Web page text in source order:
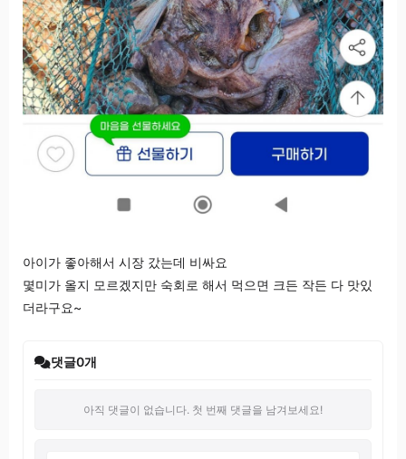
아이가 좋아해서 시장 갔는데 비싸요
몇미가 올지 모르겠지만 숙회로 해서 먹으면 크든 작든 다 맛있
더라구요~
댓글0개
아직 댓글이 없습니다. 첫 번째 댓글을 남겨보세요!